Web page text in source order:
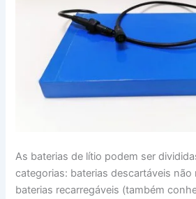
As baterias de lítio podem ser
categorias: baterias descartáveis não
baterias recarregáveis (também